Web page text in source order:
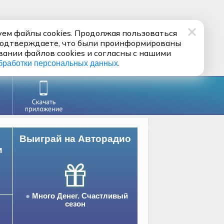
Выиграй на Авторадио
Много Денег. Счастливый
сезон
файлы cookies. Продолжая пользоваться
что были проинформированы
файлов cookies и согласны с нашими
персональных данных.